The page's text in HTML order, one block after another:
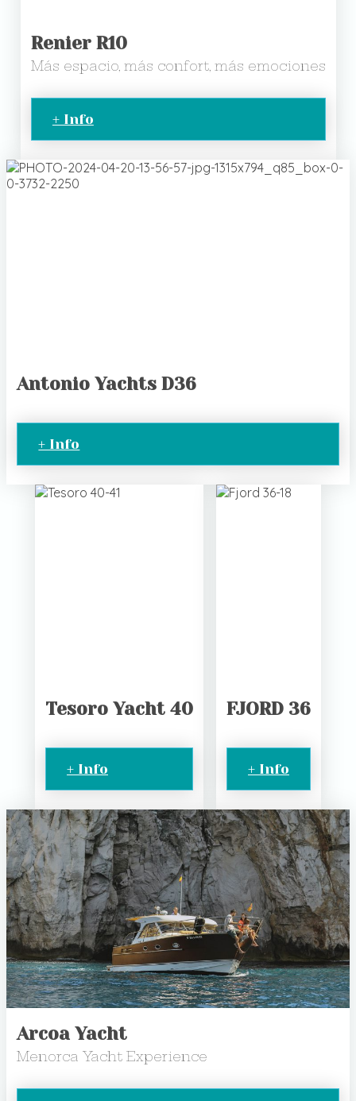
Renier R10
Más espacio, más confort, más emociones
+ Info
Antonio Yachts D36
+ Info
Tesoro Yacht 40
+ Info
FJORD 36
+ Info
Arcoa Yacht
Menorca Yacht Experience